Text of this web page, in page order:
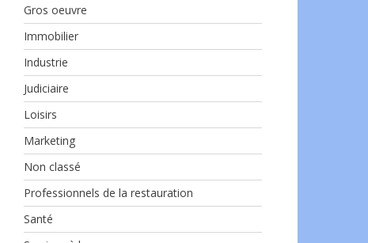
Gros oeuvre
Immobilier
Industrie
Judiciaire
Loisirs
Marketing
Non classé
Professionnels de la restauration
Santé